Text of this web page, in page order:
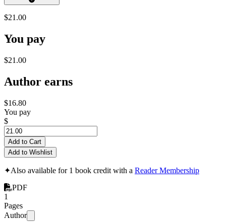
$21.00
You pay
$21.00
Author earns
$16.80
You pay
$
Add to Cart
Add to Wishlist
✦Also available for 1 book credit with a Reader Membership
PDF
1
Pages
Author